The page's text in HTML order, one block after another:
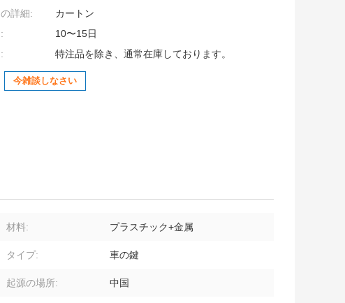
詳細:
カートン
10〜15日
特注品を除き、通常在庫しております。
今雑談しなさい
材料: プラスチック+金属
タイプ: 車の鍵
起源の場所: 中国